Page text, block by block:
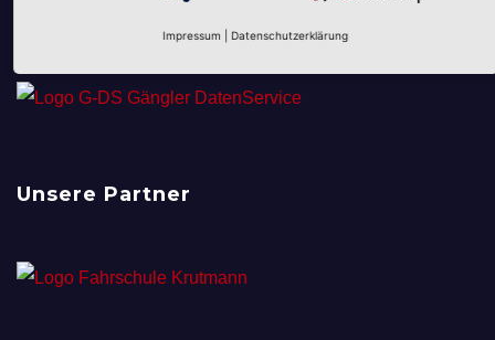
Unsere Partner
Impressum Datenschutzerklärung